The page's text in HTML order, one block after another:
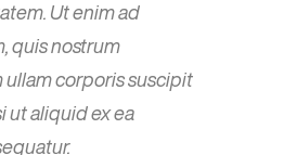
Ut enim ad
quis nostrum
ullam corporis suscipit
ut aliquid ex ea